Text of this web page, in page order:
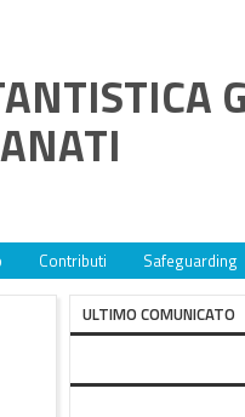
Contributi Safeguarding
ULTIMO COMUNICATO